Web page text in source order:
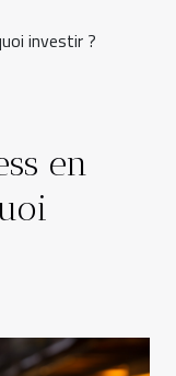
investir ?
en